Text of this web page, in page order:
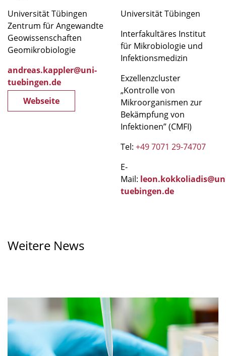
Universität Tübingen
Zentrum für Angewandte
Geowissenschaften
Geomikrobiologie
andreas.kappler@uni-
tuebingen.de
Webseite
Universität Tübingen
Interfakultäres Institut
für Mikrobiologie und
Infektionsmedizin
Exzellenzcluster
„Kontrolle von
Mikroorganismen zur
Bekämpfung von
Infektionen” (CMFI)
Tel: +49 7071 29-74707
E-
Mail:
tuebingen.de
Weitere News
vielfältigem
Nahrungsangebot
kann
die